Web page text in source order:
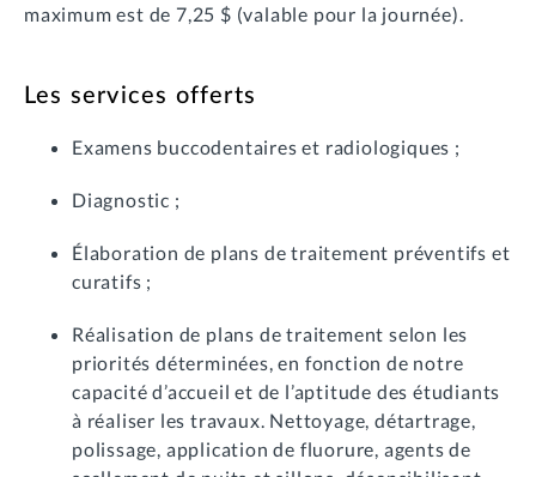
maximum est de 7,25 $ (valable pour la journée).
Les services offerts
Examens buccodentaires et radiologiques ;
Diagnostic ;
Élaboration de plans de traitement préventifs et
curatifs ;
Réalisation de plans de traitement selon les
priorités déterminées, en fonction de notre
capacité d’accueil et de l’aptitude des étudiants
à réaliser les travaux. Nettoyage, détartrage,
polissage, application de fluorure, agents de